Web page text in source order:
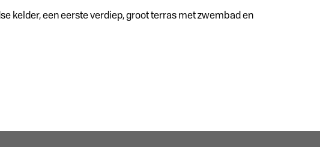
kelder, een eerste verdiep, groot terras met zwembad en